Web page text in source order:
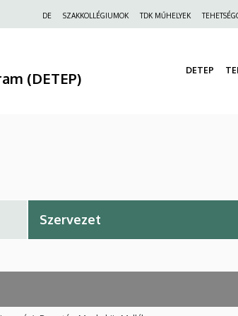
Felső
DE SZAKKOLLÉGIUMOK TDK MŰHELYEK
(DETEP) DETEP